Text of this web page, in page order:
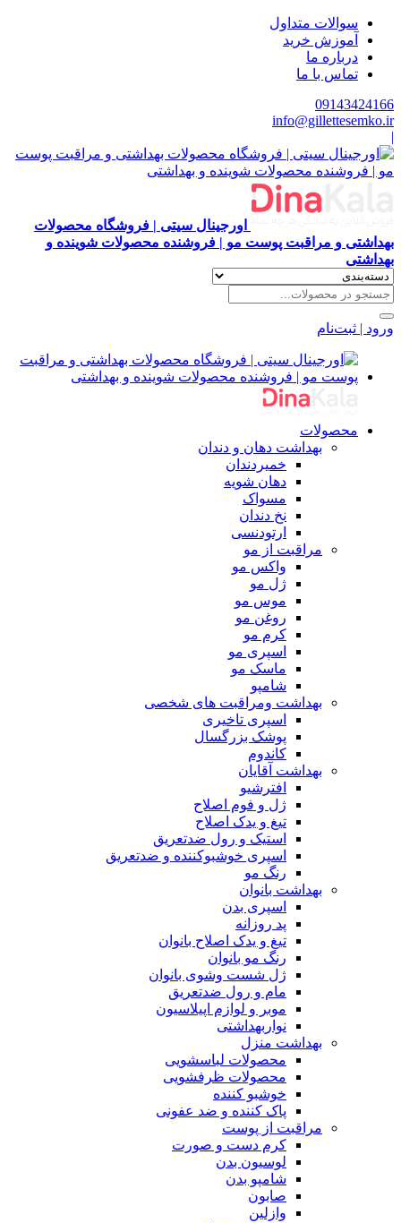
سوالات متداول
آموزش خرید
درباره ما
تماس با ما
09143424166
info@gillettesemko.ir
|
اورجینال سیتی | فروشگاه محصولات
بهداشتی و مراقبت پوست مو | فروشنده محصولات شوینده و
بهداشتی
ورود | ثبت‌نام
محصولات
بهداشت دهان و دندان
خمیردندان
دهان شویه
مسواک
نخ دندان
ارتودنسی
مراقبت از مو
واکس مو
ژل مو
موس مو
روغن مو
کرم مو
اسپری مو
ماسک مو
شامپو
بهداشت ومراقبت های شخصی
اسپری تاخیری
پوشک بزرگسال
کاندوم
بهداشت آقایان
افترشیو
ژل و فوم اصلاح
تیغ و یدک اصلاح
استیک و رول ضدتعریق
اسپری خوشبوکننده و ضدتعریق
رنگ مو
بهداشت بانوان
اسپری بدن
پد روزانه
تیغ و یدک اصلاح بانوان
رنگ مو بانوان
ژل شست وشوی بانوان
مام و رول ضدتعریق
موبر و لوازم اپیلاسیون
نواربهداشتی
بهداشت منزل
محصولات لباسشویی
محصولات ظرفشویی
خوشبو کننده
پاک کننده و ضد عفونی
مراقبت از پوست
کرم دست و صورت
لوسیون بدن
شامپو بدن
صابون
وازلین